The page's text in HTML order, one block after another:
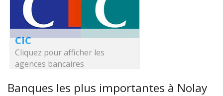
CIC
Cliquez pour afficher les
agences bancaires
Banques les plus importantes à Nolay